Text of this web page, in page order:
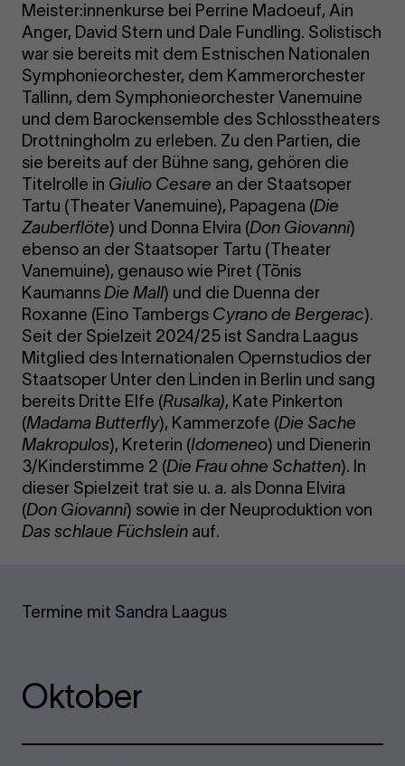
Meister:innenkurse bei Perrine Madoeuf, Ain
Anger, David Stern und Dale Fundling. Solistisch
war sie bereits mit dem Estnischen Nationalen
Symphonieorchester, dem Kammerorchester
Tallinn, dem Symphonieorchester Vanemuine
und dem Barockensemble des Schlosstheaters
Drottningholm zu erleben. Zu den Partien, die
sie bereits auf der Bühne sang, gehören die
Titelrolle in Giulio Cesare an der Staatsoper
Tartu (Theater Vanemuine), Papagena (Die
Zauberflöte) und Donna Elvira (Don Giovanni)
ebenso an der Staatsoper Tartu (Theater
Vanemuine), genauso wie Piret (Tõnis
KaumannsDie Mall) und die Duenna der
Roxanne (Eino Tambergs Cyrano de Bergerac).
Seit der Spielzeit 2024/25 ist Sandra Laagus
Mitglied des Internationalen Opernstudios der
Staatsoper Unter den Linden in Berlin und sang
bereits Dritte Elfe (Rusalka), Kate Pinkerton
(Madama Butterfly), Kammerzofe (Die Sache
Makropulos), Kreterin (Idomeneo) und Dienerin
3/Kinderstimme 2 (Die Frau ohne Schatten). In
dieser Spielzeit trat sie u. a. als Donna Elvira
(Don Giovanni) sowie in der Neuproduktion von
Das schlaue Füchslein auf.
Termine mit Sandra Laagus
Oktober